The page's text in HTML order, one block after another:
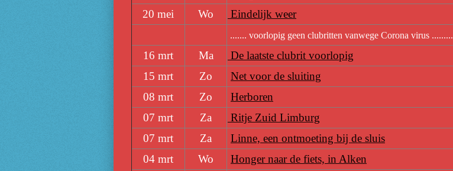
20 mei
Wo Eindelijk weer
....... voorlopig geen clubritten vanwege Corona virus .........
16 mrt Ma De laatste clubrit voorlopig
15 mrt
Zo Net voor de sluiting
08 mrt
Zo Herboren
07 mrt
Za Ritje Zuid Limburg
07 mrt
Za Linne, een ontmoeting bij de sluis
04 mrt
Wo Honger naar de fiets, in Alken